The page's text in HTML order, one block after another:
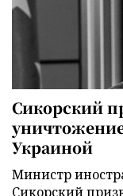
Сикорский
Украиной
Министр
Сикорский